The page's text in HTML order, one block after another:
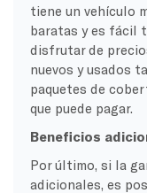
tiene un vehículo
baratas y es fácil
disfrutar de
nuevos y usados
paquetes de
que puede pagar.
Beneficios
Por último, si la
adicionales, es